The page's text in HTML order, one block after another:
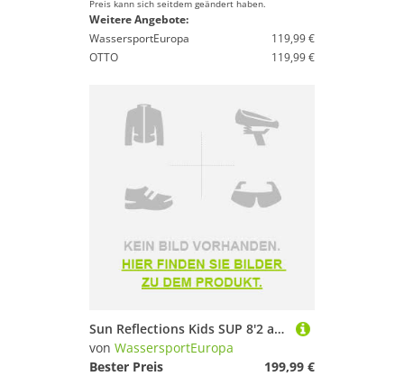
Preis kann sich seitdem geändert haben.
Weitere Angebote:
WassersportEuropa
119,99 €
OTTO
119,99 €
Sun Reflections Kids SUP 8'2 aufblasbar Kinder Board Paddel Set 250x66x10cm
von WassersportEuropa
Bester Preis
199,99 €